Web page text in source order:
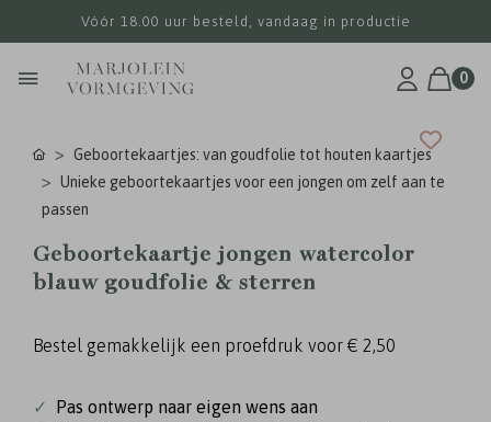
Vóór 18.00 uur besteld, vandaag in productie
0
Geboortekaartjes: van goudfolie tot houten kaartjes
Unieke geboortekaartjes voor een jongen om zelf aan te
passen
Geboortekaartje jongen watercolor
blauw goudfolie & sterren
Bestel gemakkelijk een proefdruk voor € 2,50
✓
Pas ontwerp naar eigen wens aan